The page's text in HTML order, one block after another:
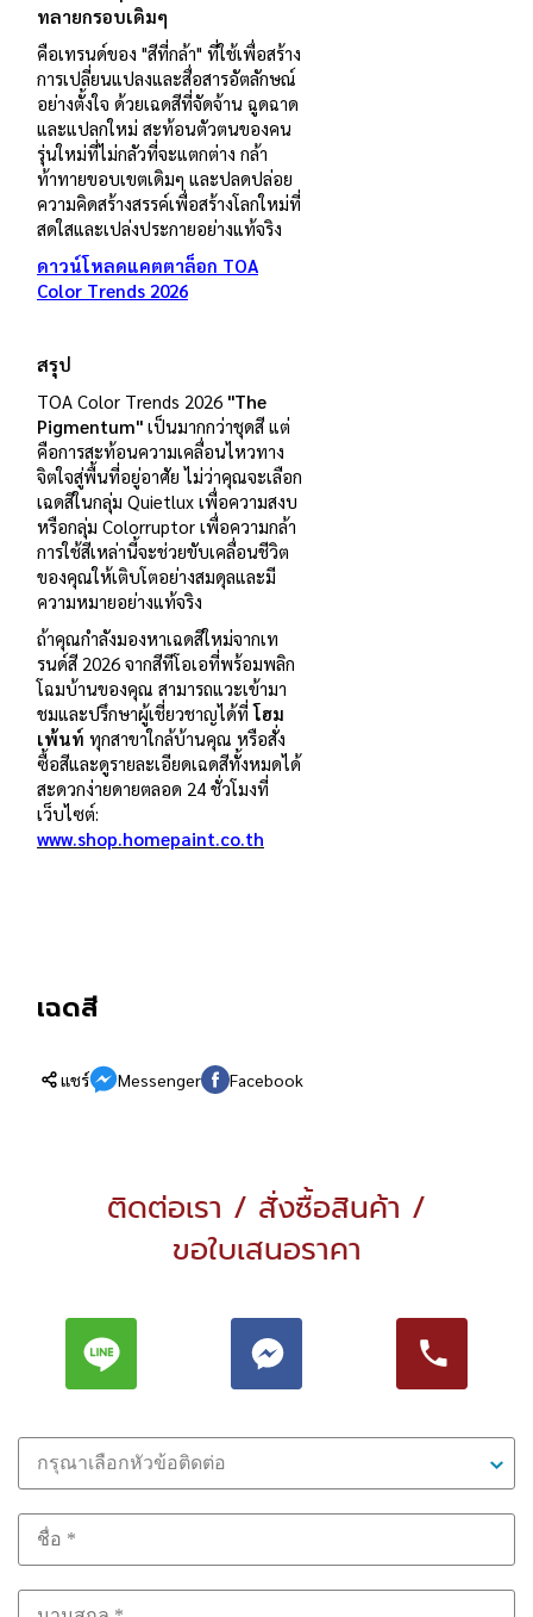
ทลายกรอบเดิมๆ
คือเทรนด์ของ "สีที่กล้า" ที่ใช้เพื่อสร้าง
การเปลี่ยนแปลงและสื่อสารอัตลักษณ์
อย่างตั้งใจ ด้วยเฉดสีที่จัดจ้าน ฉูดฉาด
และแปลกใหม่ สะท้อนตัวตนของคน
รุ่นใหม่ที่ไม่กลัวที่จะแตกต่าง กล้า
ท้าทายขอบเขตเดิมๆ และปลดปล่อย
ความคิดสร้างสรรค์เพื่อสร้างโลกใหม่ที่
สดใสและเปล่งประกายอย่างแท้จริง
ดาวน์โหลดแคตตาล็อก TOA
Color Trends 2026
สรุป
TOA Color Trends 2026 "The
Pigmentum" เป็นมากกว่าชุดสี แต่
คือการสะท้อนความเคลื่อนไหวทาง
จิตใจสู่พื้นที่อยู่อาศัย ไม่ว่าคุณจะเลือก
เฉดสีในกลุ่ม Quietlux เพื่อความสงบ
หรือกลุ่ม Colorruptor เพื่อความกล้า
การใช้สีเหล่านี้จะช่วยขับเคลื่อนชีวิต
ของคุณให้เติบโตอย่างสมดุลและมี
ความหมายอย่างแท้จริง
ถ้าคุณกำลังมองหาเฉดสีใหม่จากเท
รนด์สี 2026 จากสีทีโอเอที่พร้อมพลิก
โฉมบ้านของคุณ สามารถแวะเข้ามา
ชมและปรึกษาผู้เชี่ยวชาญได้ที่โฮม
เพ้นท์ ทุกสาขาใกล้บ้านคุณ หรือสั่ง
ซื้อสีและดูรายละเอียดเฉดสีทั้งหมดได้
สะดวกง่ายดายตลอด 24 ชั่วโมงที่
เว็บไซต์:
www.shop.homepaint.co.th
เฉดสี
แชร์ Messenger Facebook
ติดต่อเรา / สั่งซื้อสินค้า /
ขอใบเสนอราคา
กรุณาเลือกหัวข้อติดต่อ